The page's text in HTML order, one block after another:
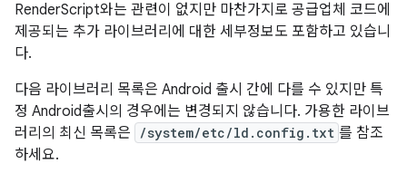
RenderScript와는 관련이 없지만 마찬가지로 공급업체 코드에
제공되는 추가 라이브러리에 대한 세부정보도 포함하고 있습니
다.
다음 라이브러리 목록은 Android 출시 간에 다를 수 있지만 특
정 Android출시의 경우에는 변경되지 않습니다. 가용한 라이브
러리의 최신 목록은
/system/etc/ld.config.txt 를 참조
하세요.